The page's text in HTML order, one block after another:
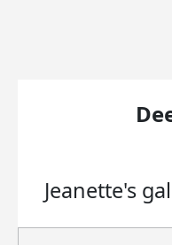
Jeanette's